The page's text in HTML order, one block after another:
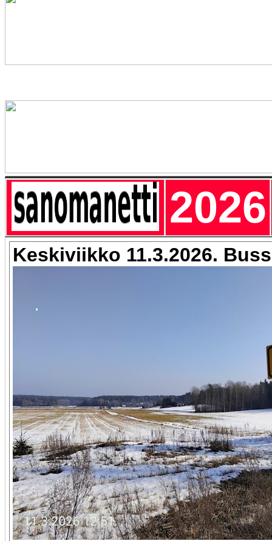
2026
Keskiviikko 11.3.2026.